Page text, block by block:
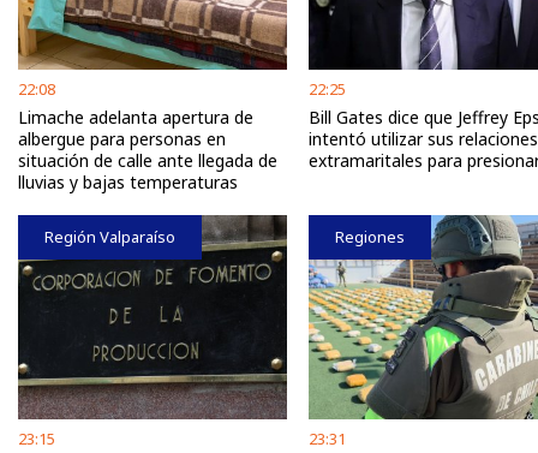
22:08
Limache adelanta apertura de
albergue para personas en
situación de calle ante llegada de
lluvias y bajas temperaturas
22:25
Bill Gates dice que Jeffrey
intentó utilizar sus relaciones
extramaritales para
Región Valparaíso
23:15
Regiones
23:31